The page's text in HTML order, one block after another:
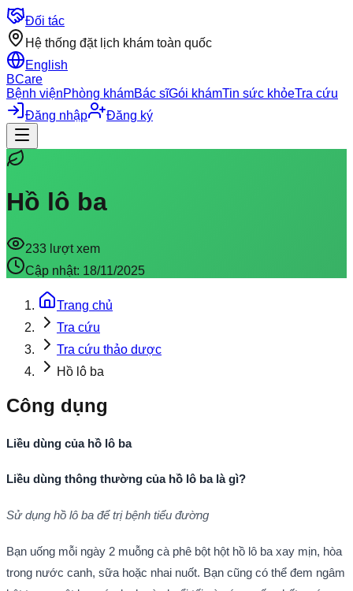
Đối tác
Hệ thống đặt lịch khám toàn quốc
English
BCare
Bệnh việnPhòng khámBác sĩGói khámTin sức khỏeTra cứu
Đăng nhập
Đăng ký
Hồ lô ba
233 lượt xem
Cập nhật: 18/11/2025
Trang chủ
Tra cứu
Tra cứu thảo dược
Hồ lô ba
Công dụng
Liều dùng của hồ lô ba
Liều dùng thông thường của hồ lô ba là gì?
Sử dụng hồ lô ba để trị bệnh tiểu đường
Bạn uống mỗi ngày 2 muỗng cà phê bột hột hồ lô ba xay mịn, hòa
trong nước canh, sữa hoặc nhai nuốt. Bạn cũng có thể đem ngâm